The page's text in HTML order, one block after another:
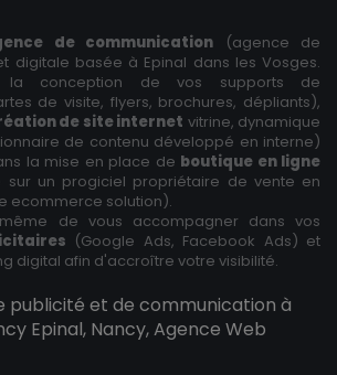
de communication (agence de
digitale basée à Epinal dans les Vosges.
la conception de vos supports de
de visite, flyers, brochures, dépliants),
de site internet vitrine, dynamique
de contenu développé en interne)
la mise en place de boutique en ligne
sur un progiciel propriétaire de vente en
ecommerce solution).
de vous accompagner dans vos
(Google Ads, Facebook Ads) et
digital afin d'accroître votre visibilité.
publicité et de communication à
Epinal, Nancy, Agence Web